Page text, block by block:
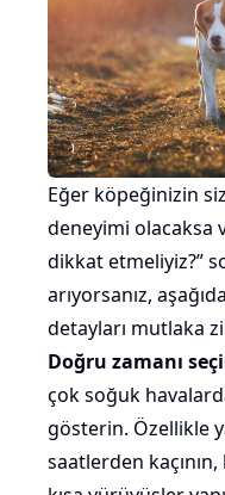
Eğer köpeğinizin
deneyimi olacaksa
dikkat etmeliyiz?”
arıyorsanız,
detayları mutlaka
Doğru zamanı
çok soğuk
gösterin. Özellikle
saatlerden